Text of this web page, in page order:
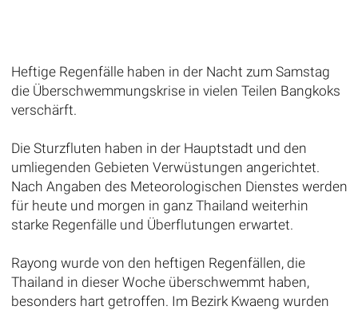
Heftige Regenfälle haben in der Nacht zum Samstag
die Überschwemmungskrise in vielen Teilen Bangkoks
verschärft.
Die Sturzfluten haben in der Hauptstadt und den
umliegenden Gebieten Verwüstungen angerichtet.
Nach Angaben des Meteorologischen Dienstes werden
für heute und morgen in ganz Thailand weiterhin
starke Regenfälle und Überflutungen erwartet.
Rayong wurde von den heftigen Regenfällen, die
Thailand in dieser Woche überschwemmt haben,
besonders hart getroffen. Im Bezirk Kwaeng wurden